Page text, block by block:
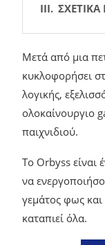
ΣΧΕΤΙΚΑ
Μετά από μια
κυκλοφορήσει
λογικής,
ολοκαίνουργιο
παιχνιδιού.
Το Orbyss είναι
να
γεμάτος φως και
καταπιεί όλα.